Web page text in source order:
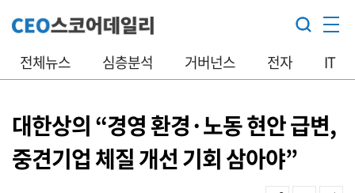
전체뉴스 심층분석 거버넌스 전자 IT
대한상의 “경영 환경·노동 현안 급변,
중견기업 체질 개선 기회 삼아야”